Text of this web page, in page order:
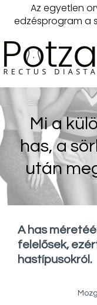
Az egyetlen
edzésprogram a
Mi a
has, a
után
A has
felelősek,
hastípusokról.